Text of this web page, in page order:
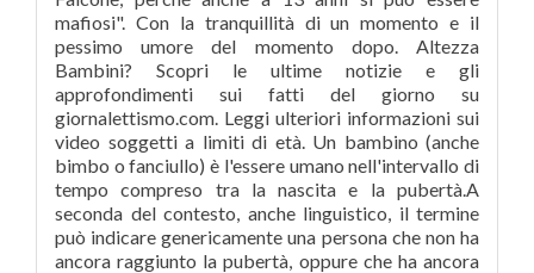
mafiosi". Con la tranquillità di un momento e il
pessimo umore del momento dopo. Altezza
Bambini? Scopri le ultime notizie e gli
approfondimenti sui fatti del giorno su
giornalettismo.com. Leggi ulteriori informazioni sui
video soggetti a limiti di età. Un bambino (anche
bimbo o fanciullo) è l'essere umano nell'intervallo di
tempo compreso tra la nascita e la pubertà.A
seconda del contesto, anche linguistico, il termine
può indicare genericamente una persona che non ha
ancora raggiunto la pubertà, oppure che ha ancora